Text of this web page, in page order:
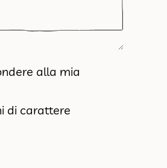
alla mia
di carattere